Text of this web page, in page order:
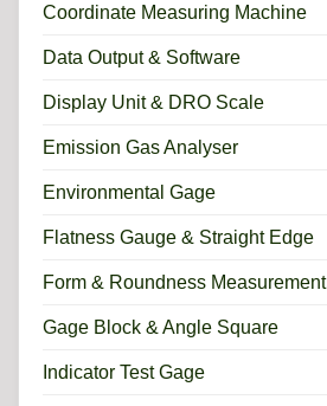
Coordinate Measuring Machine
Data Output & Software
Display Unit & DRO Scale
Emission Gas Analyser
Environmental Gage
Flatness Gauge & Straight Edge
Form & Roundness Measurement
Gage Block & Angle Square
Indicator Test Gage